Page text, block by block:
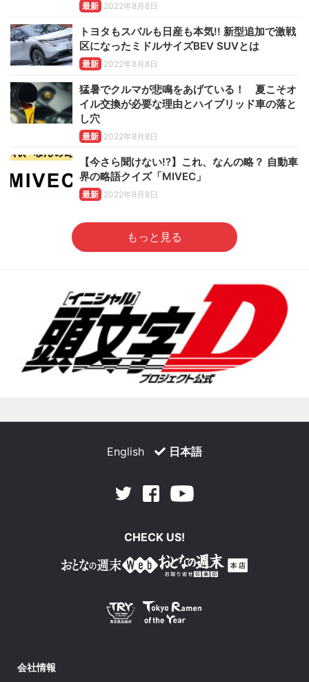
最新 2022年8月8日
トヨタもスバルも日産も本気!! 新型追加で激戦
区になったミドルサイズBEV SUVとは
最新 2022年8月8日
猛暑でクルマが悲鳴をあげている！ 夏こそオ
イル交換が必要な理由とハイブリッド車の落と
し穴
最新 2022年8月8日
【今さら聞けない!?】これ、なんの略？ 自動車
界の略語クイズ「MIVEC」
最新 2022年8月8日
もっと見る
English 日本語
Twitter Facebook
CHECK US!
会社情報